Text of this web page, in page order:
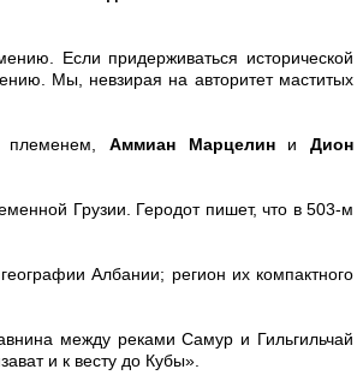
Если придерживаться исторической
Мы, невзирая на авторитет маститых
племенем, Аммиан МарцелиниДион
Грузии. Геродот пишет, что в 503-м
Албании; регион их компактного
между реками Самур и Гильгильчай
и к весту до Кубы».